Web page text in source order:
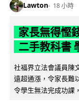
Lawton 18 小時
家長無得慳
二手教科書
社福界立法會議員陳
遠超通漲，令家長難
令學生無法完成功課